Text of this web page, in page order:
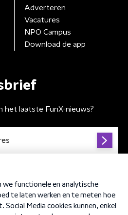
Adverteren
Vacatures
NPO Campus
Download de app
het laatste FunX-nieuws?
Privacybeleid